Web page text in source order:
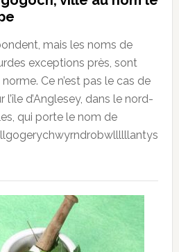
mais les noms de
exceptions près, sont
Ce n’est pas le cas de
d’Anglesey, dans le nord-
qui porte le nom de